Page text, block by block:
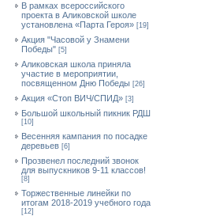
В рамках всероссийского
проекта в Аликовской школе
установлена «Парта Героя» [19]
Акция "Часовой у Знамени
Победы" [5]
Аликовская школа приняла
участие в мероприятии,
посвященном Дню Победы [26]
Акция «Стоп ВИЧ/СПИД» [3]
Большой школьный пикник РДШ
[10]
Весенняя кампания по посадке
деревьев [6]
Прозвенел последний звонок
для выпускников 9-11 классов!
[8]
Торжественные линейки по
итогам 2018-2019 учебного года
[12]